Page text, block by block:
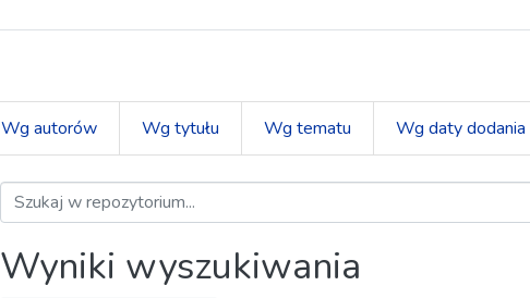
Wg autorów Wg tytułu Wg tematu Wg daty dodania
Wyniki wyszukiwania